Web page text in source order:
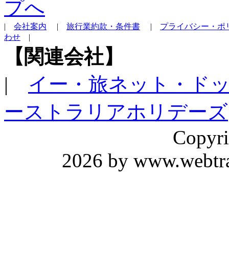
| 会社案内 | 旅行業約款・条件書 | プライバシー・ポ
わせ |
【関連会社】
| イー・旅ネット・ド
ーストラリアホリデーズ
2026 by